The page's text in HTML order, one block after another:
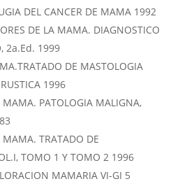
DEL CANCER DE MAMA 1992
DE LA MAMA. DIAGNOSTICO
2a.Ed. 1999
DE MASTOLOGIA
1996
MAMA. PATOLOGIA MALIGNA,
MAMA. TRATADO DE
TOMO 1 Y TOMO 2 1996
MAMARIA VI-GI 5